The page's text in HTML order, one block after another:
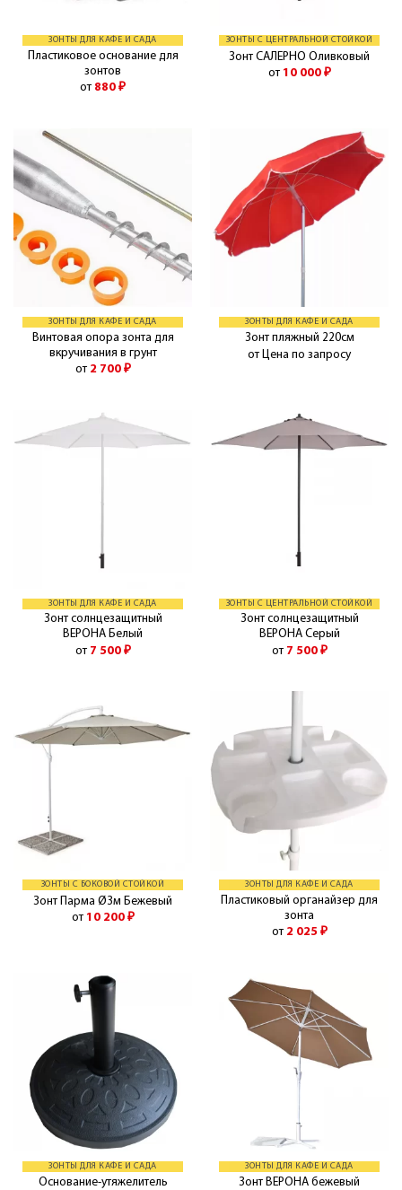
ЗОНТЫ ДЛЯ КАФЕ И САДА
Пластиковое основание для
зонтов
от 880 ₽
ЗОНТЫ С ЦЕНТРАЛЬНОЙ СТОЙКОЙ
Зонт САЛЕРНО Оливковый
от 10 000 ₽
ЗОНТЫ ДЛЯ КАФЕ И САДА
Винтовая опора зонта для
вкручивания в грунт
от 2 700 ₽
ЗОНТЫ ДЛЯ КАФЕ И САДА
Зонт пляжный 220см
от Цена по запросу
ЗОНТЫ ДЛЯ КАФЕ И САДА
Зонт солнцезащитный
ВЕРОНА Белый
от 7 500 ₽
ЗОНТЫ С ЦЕНТРАЛЬНОЙ СТОЙКОЙ
Зонт солнцезащитный
ВЕРОНА Серый
от 7 500 ₽
ЗОНТЫ С БОКОВОЙ СТОЙКОЙ
Зонт Парма Ø3м Бежевый
от 10 200 ₽
ЗОНТЫ ДЛЯ КАФЕ И САДА
Пластиковый органайзер для
зонта
от 2 025 ₽
ЗОНТЫ ДЛЯ КАФЕ И САДА
Основание-утяжелитель
ЗОНТЫ ДЛЯ КАФЕ И САДА
Зонт ВЕРОНА бежевый